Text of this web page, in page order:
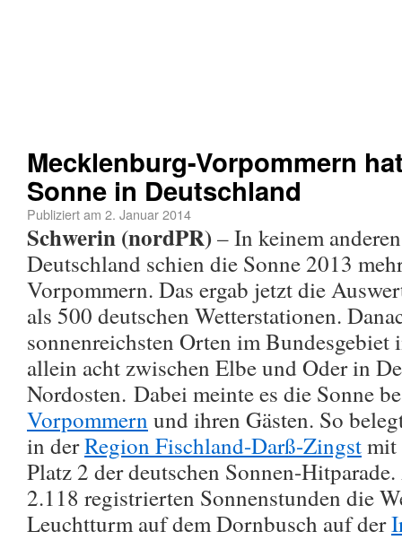
Mecklenburg-Vorpommern
Sonne in Deutschland
Publiziert am 2. Januar 2014
Schwerin (nordPR)– In keinem
Deutschland schien die Sonne 2013
Vorpommern. Das ergab jetzt die
als 500 deutschen Wetterstationen.
sonnenreichsten Orten im Bundesgebiet
allein acht zwischen Elbe und Oder in
Nordosten. Dabei meinte es die Sonne
Vorpommern und ihren Gästen. So
in derRegion Fischland-Darß-Zingstmit
Platz 2 der deutschen Sonnen-
2.118 registrierten Sonnenstunden die
Leuchtturm auf dem Dornbusch auf der